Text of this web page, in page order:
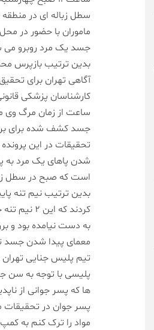
سطل زباله ای در
ماموران با حضور در
جسد یک مرد روبرو می
آگاهی تهران برای
ساعت از زمان مرگ وی
جسد کشف شده برای
تحقیقات در این
شدن پاهای یک مرد به
است که صبح در سطل
کردند
به دست نیامده بود و
معمای پیدا شدن جسد
پلیسی با توجه به سن
ها که پسر جوانی از
پسر جوان در تحقیقات
مواد را ترک کنم به